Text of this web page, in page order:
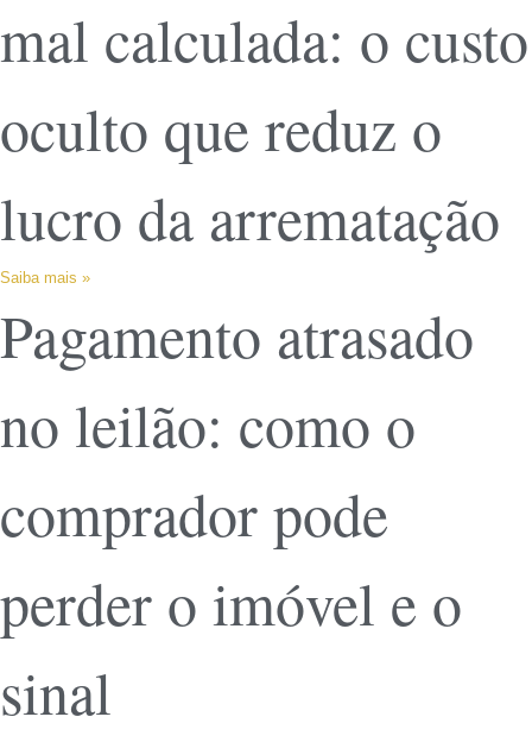
mal calculada: o custo
oculto que reduz o
lucro da arrematação
Saiba mais »
Pagamento atrasado
no leilão: como o
comprador pode
perder o imóvel e o
sinal